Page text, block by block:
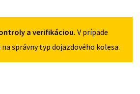
a verifikáciou. V prípade
správny typ dojazdového kolesa.